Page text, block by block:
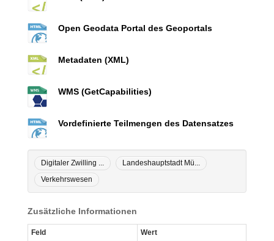
Open Geodata Portal des Geoportals
Metadaten (XML)
WMS (GetCapabilities)
Vordefinierte Teilmengen des Datensatzes
Digitaler Zwilling ...
Landeshauptstadt Mü...
Verkehrswesen
Zusätzliche Informationen
Feld Wert